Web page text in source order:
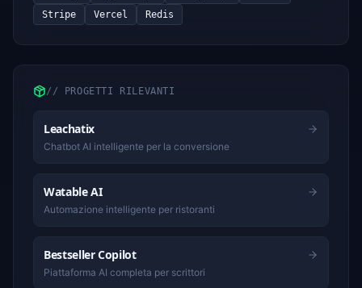
Stripe
Vercel Redis
// PROGETTI RILEVANTI
Leachatix
Chatbot AI intelligente per la conversione
Watable AI
Automazione intelligente per ristoranti
Bestseller Copilot
Piattaforma AI completa per scrittori